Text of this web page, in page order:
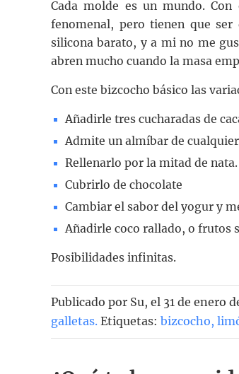
Cada molde es un mundo.
fenomenal, pero tienen que
silicona barato, y a mi no me
abren mucho cuando la masa
Con este bizcocho básico las
Añadirle tres cucharadas de
Admite un almíbar de
Rellenarlo por la mitad de nata.
Cubrirlo de chocolate
Cambiar el sabor del yogur y
Añadirle coco rallado, o frutos
Posibilidades infinitas.
Publicado por Su, el 31 de enero
galletas. Etiquetas: bizcocho,